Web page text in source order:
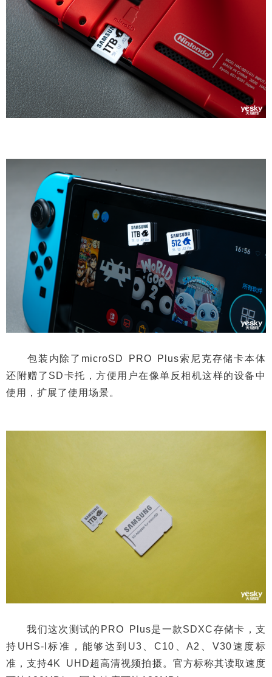
包装内除了microSD PRO Plus索尼克存储卡本体
还附赠了SD卡托，方便用户在像单反相机这样的设备中
使用，扩展了使用场景。
我们这次测试的PRO Plus是一款SDXC存储卡，支
持UHS-I标准，能够达到U3、C10、A2、V30速度标
准，支持4K UHD超高清视频拍摄。官方标称其读取速度